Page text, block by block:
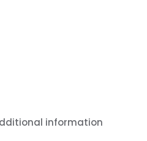
information